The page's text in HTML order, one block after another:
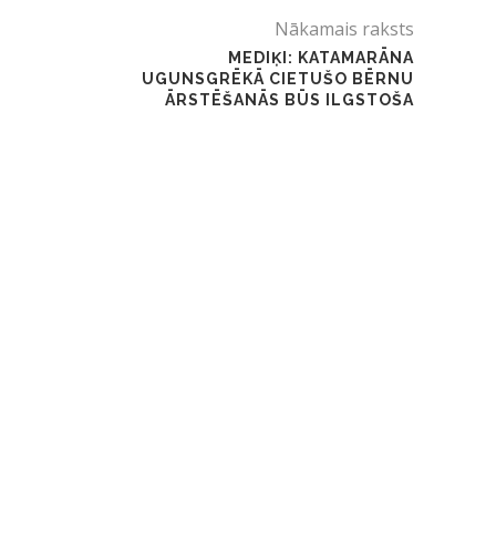
Nākamais raksts
MEDIĶI: KATAMARĀNA
UGUNSGRĒKĀ CIETUŠO BĒRNU
ĀRSTĒŠANĀS BŪS ILGSTOŠA